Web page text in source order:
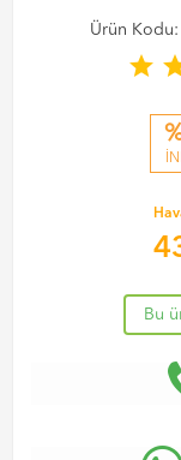
Ürün Kodu:
star
Bu